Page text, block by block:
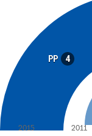
PP 4
2015 2011